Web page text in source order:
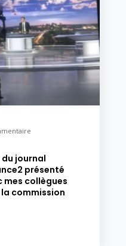
journal
présenté
mes collègues
commission